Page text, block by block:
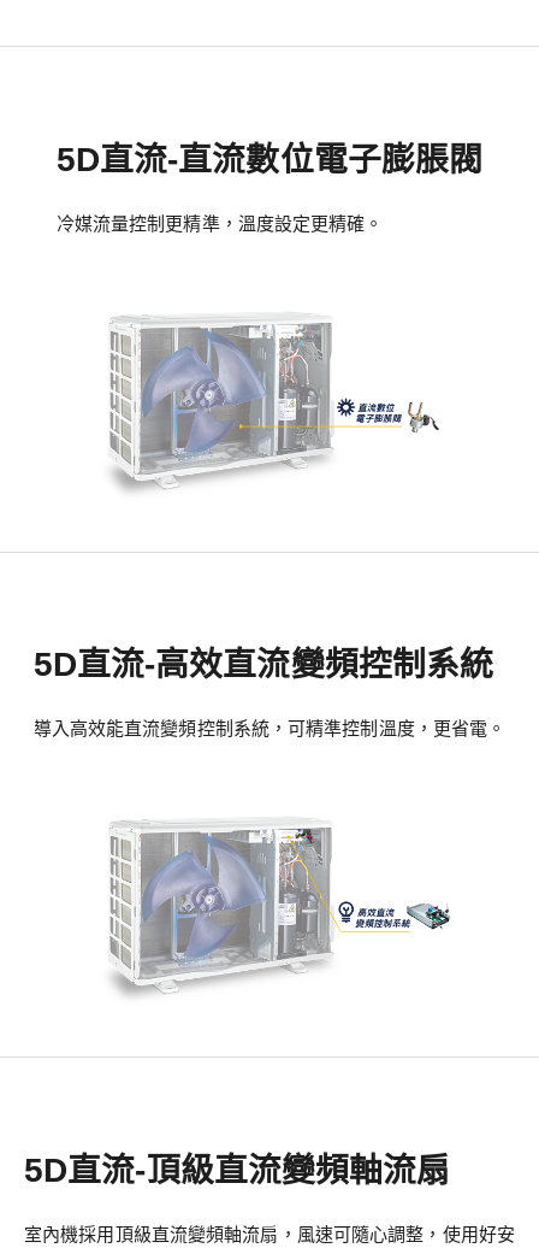
5D直流-直流數位電子膨脹閥
冷媒流量控制更精準，溫度設定更精確。
5D直流-高效直流變頻控制系統
導入高效能直流變頻控制系統，可精準控制溫度，更省電。
5D直流-頂級直流變頻軸流扇
室內機採用頂級直流變頻軸流扇，風速可隨心調整，使用好安